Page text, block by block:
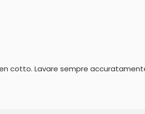
cotto. Lavare sempre